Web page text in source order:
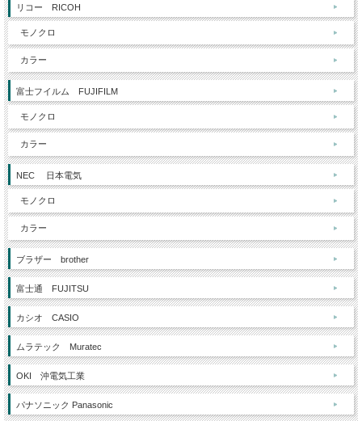
リコー RICOH
モノクロ
カラー
富士フイルム FUJIFILM
モノクロ
カラー
NEC 日本電気
モノクロ
カラー
ブラザー brother
富士通 FUJITSU
カシオ CASIO
ムラテック Muratec
OKI 沖電気工業
パナソニック Panasonic